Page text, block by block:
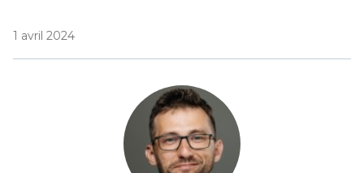
1 avril 2024